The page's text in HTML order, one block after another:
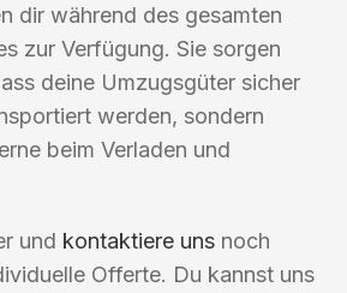
dir während des gesamten
zur Verfügung. Sie sorgen
deine Umzugsgüter sicher
werden, sondern
beim Verladen und
und kontaktiere uns noch
Offerte. Du kannst uns